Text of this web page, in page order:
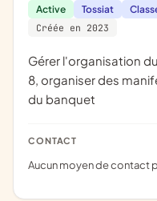
Active Tossiat
Créée en 2023
gérer l'organisation du banquet des classes en 3 et
8, organiser des
du banquet
CONTACT
Aucun moyen de contact